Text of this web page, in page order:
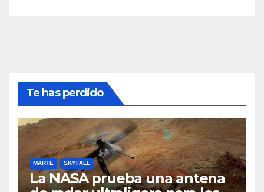
Te has perdido
MARTE SKYFALL
La NASA prueba una antena